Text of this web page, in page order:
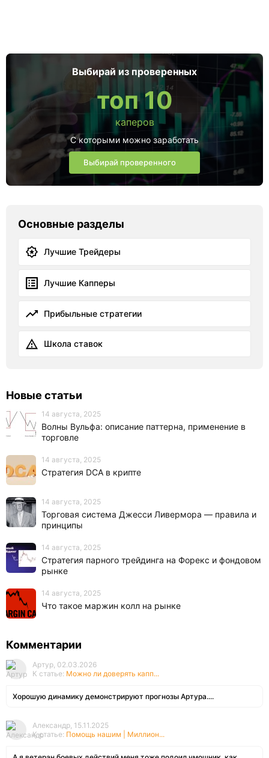
Выбирай из проверенных
топ 10
каперов
С которыми можно заработать
Выбирай проверенного
Основные разделы
Лучшие Трейдеры
Лучшие Капперы
Прибыльные стратегии
Школа ставок
Новые статьи
14 августа, 2025
Волны Вульфа: описание паттерна, применение в
торговле
14 августа, 2025
Стратегия DCA в крипте
14 августа, 2025
Торговая система Джесси Ливермора — правила и
принципы
14 августа, 2025
Стратегия парного трейдинга на Форекс и фондовом
рынке
14 августа, 2025
Что такое маржин колл на рынке
Комментарии
Артур, 02.03.2026
К статье: Можно ли доверять капп...
Хорошую динамику демонстрируют прогнозы Артура....
Александр, 15.11.2025
К статье: Помощь нашим | Миллион...